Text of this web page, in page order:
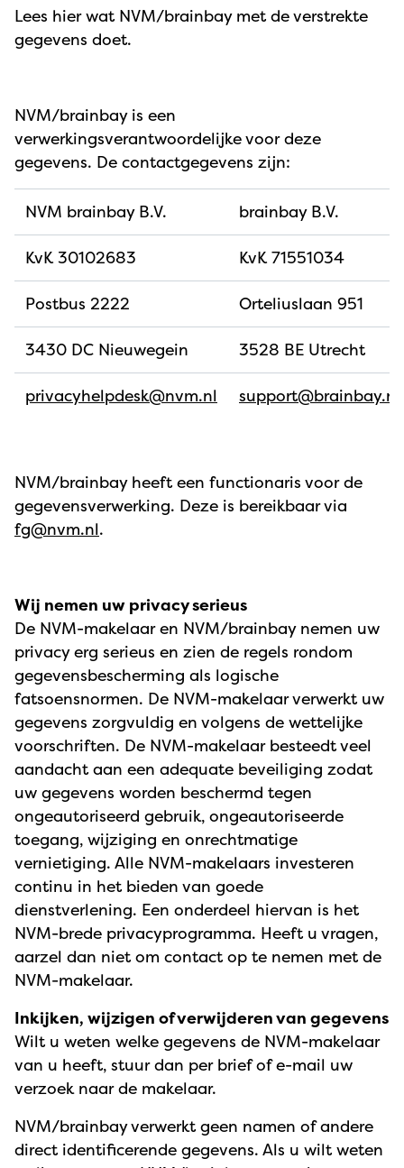
Lees hier wat NVM/brainbay met de verstrekte
gegevens doet.
NVM/brainbay is een
verwerkingsverantwoordelijke voor deze
gegevens. De contactgegevens zijn:
NVM brainbay B.V. brainbay B.V.
KvK 30102683 KvK 71551034
Postbus 2222 Orteliuslaan 951
3430 DC Nieuwegein 3528 BE Utrecht
privacyhelpdesk@nvm.nl support@brainbay.nl
NVM/brainbay heeft een functionaris voor de
gegevensverwerking. Deze is bereikbaar via
fg@nvm.nl.
Wij nemen uw privacy serieus
De NVM-makelaar en NVM/brainbay nemen uw
privacy erg serieus en zien de regels rondom
gegevensbescherming als logische
fatsoensnormen. De NVM-makelaar verwerkt uw
gegevens zorgvuldig en volgens de wettelijke
voorschriften. De NVM-makelaar besteedt veel
aandacht aan een adequate beveiliging zodat
uw gegevens worden beschermd tegen
ongeautoriseerd gebruik, ongeautoriseerde
toegang, wijziging en onrechtmatige
vernietiging. Alle NVM-makelaars investeren
continu in het bieden van goede
dienstverlening. Een onderdeel hiervan is het
NVM-brede privacyprogramma. Heeft u vragen,
aarzel dan niet om contact op te nemen met de
NVM-makelaar.
Inkijken, wijzigen of verwijderen van gegevens
Wilt u weten welke gegevens de NVM-makelaar
van u heeft, stuur dan per brief of e-mail uw
verzoek naar de makelaar.
NVM/brainbay verwerkt geen namen of andere
direct identificerende gegevens. Als u wilt weten